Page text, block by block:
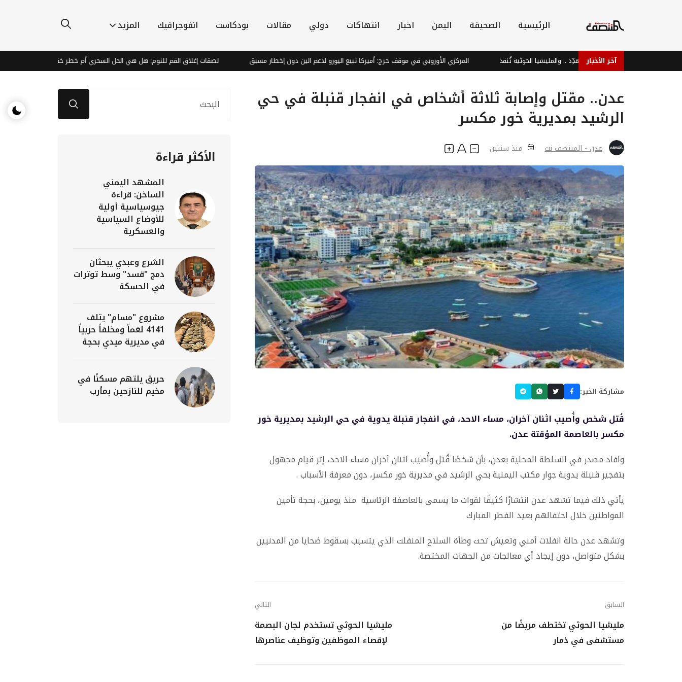
الرئيسية الصحيفة اليمن اخبار انتهاكات دولي مقالات بودكاست انفوجرافيك المزيد
آخر الأخبار
الشرعية تُهدِّد .. والمليشيا الحوثية تُنفذ المركزي الأوروبي في موقف حرج: أميركا تبيع اليورو لدعم الين دون إخطار مسبق لصقات إغلاق الفم للنوم: هل هي الحل السحري أم خطر خفي؟
عدن.. مقتل وإصابة ثلاثة أشخاص في انفجار قنبلة في حي
الرشيد بمديرية خور مكسر
عدن - المنتصف نت منذ سنتين
مشاركة الخبر:
قُتل شخص وأُصيب اثنان آخران، مساء الاحد، في انفجار قنبلة يدوية في حي الرشيد بمديرية خور
مكسر بالعاصمة المؤقتة عدن.
وافاد مصدر في السلطة المحلية بعدن، بأن شخصًا قُتل وأُصيب اثنان آخران مساء الاحد، إثر قيام مجهول
بتفجير قنبلة يدوية جوار مكتب اليمنية بحي الرشيد في مديرية خور مكسر، دون معرفة الأسباب .
يأتي ذلك فيما تشهد عدن انتشارًا كثيفًا لقوات ما يسمى بالعاصفة الرئاسية منذ يومين، بحجة تأمين
المواطنين خلال احتفالهم بعيد الفطر المبارك
وتشهد عدن حالة انفلات أمني وتعيش تحت وطأة السلاح المنفلت الذي يتسبب بسقوط ضحايا من المدنيين
بشكل متواصل، دون إيجاد أي معالجات من الجهات المختصة.
السابق
مليشيا الحوثي تختطف مريضًا من
مستشفى في ذمار
التالي
مليشيا الحوثي تستخدم لجان البصمة
لإقصاء الموظفين وتوظيف عناصرها
الأكثر قراءة
المشهد اليمني
الساخن: قراءة
جيوسياسية أولية
للأوضاع السياسية
والعسكرية
الشرع وعبدي يبحثان
دمج "قسد" وسط توترات
في الحسكة
مشروع "مسام" يتلف
4141 لغماً ومخلفاً حربياً
في مديرية ميدي بحجة
حريق يلتهم مسكنًا في
مخيم للنازحين بمأرب